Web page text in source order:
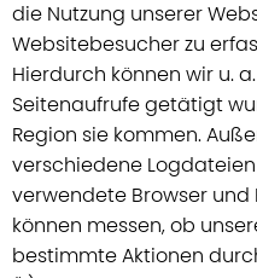
die Nutzung unserer
Websitebesucher zu
Hierdurch können wir u.
Seitenaufrufe getätigt
Region sie kommen.
verschiedene Logdateien
verwendete Browser und
können messen, ob
bestimmte Aktionen